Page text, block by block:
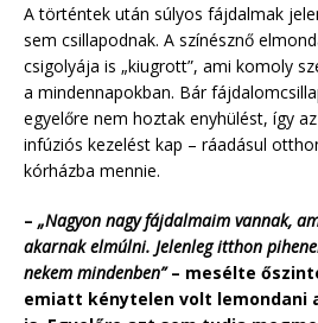
A történtek után súlyos fájdalmak
sem csillapodnak. A színésznő
csigolyája is „kiugrott”, ami komoly
a mindennapokban. Bár
egyelőre nem hoztak enyhülést, így
infúziós kezelést kap – ráadásul
kórházba mennie.
– „Nagyon nagy fájdalmaim vannak,
akarnak elmúlni. Jelenleg itthon
nekem mindenben”– mesélte
emiatt kénytelen volt lemondani